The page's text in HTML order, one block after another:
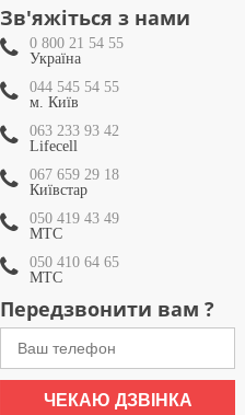
Зв'яжіться з нами
0 800 21 54 55
Україна
044 545 54 55
м. Київ
063 233 93 42
Lifecell
067 659 29 18
Київстар
050 419 43 49
МТС
050 410 64 65
МТС
Передзвонити вам ?
ЧЕКАЮ ДЗВІНКА